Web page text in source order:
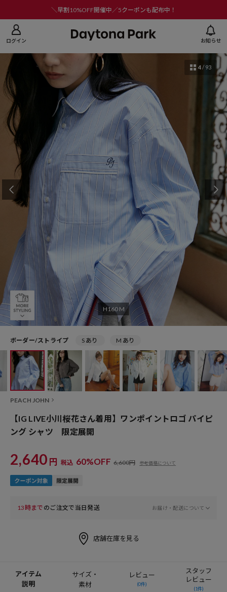
＼早割10%OFF開催中／5クーポンも配布中！
ログイン お知らせ
H160 M
4/ 93
ボーダー/ストライプ S あり M あり
PEACH JOHN
【IG LIVE小川桜花さん着用】ワンポイントロゴ パイピ
ング シャツ 限定展開
2,640 円 税込 60%OFF 6,600円 参考価格について
13時まで のご注文で当日発送 お届け・配送について
店舗在庫を見る
アイテム
説明
サイズ・
素材
レビュー
(0件)
スタッフ
レビュー
(1件)